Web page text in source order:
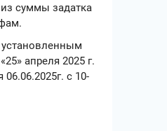
суммы задатка
установленным
апреля 2025 г.
с 10-